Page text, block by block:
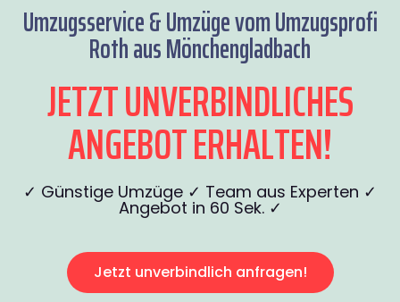
Umzugsservice & Umzüge vom Umzugsprofi
Roth aus Mönchengladbach
JETZT UNVERBINDLICHES
ANGEBOT ERHALTEN!
✓ Günstige Umzüge ✓ Team aus Experten ✓
Angebot in 60 Sek. ✓
Jetzt unverbindlich anfragen!